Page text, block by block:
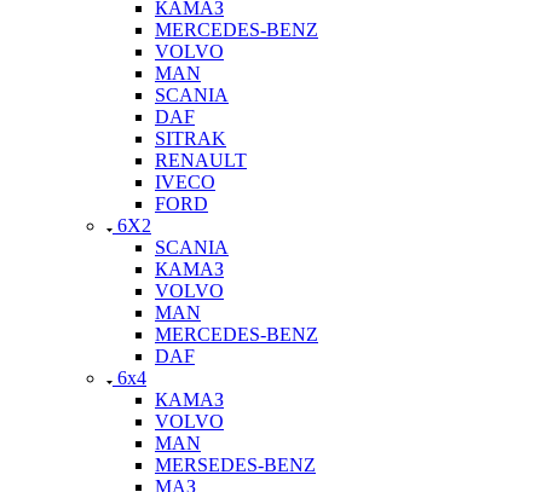
КАМАЗ
MERCEDES-BENZ
VOLVO
MAN
SCANIA
DAF
SITRAK
RENAULT
IVECO
FORD
6X2
SCANIA
КАМАЗ
VOLVO
MAN
MERCEDES-BENZ
DAF
6x4
КАМАЗ
VOLVO
MAN
MERSEDES-BENZ
МАЗ